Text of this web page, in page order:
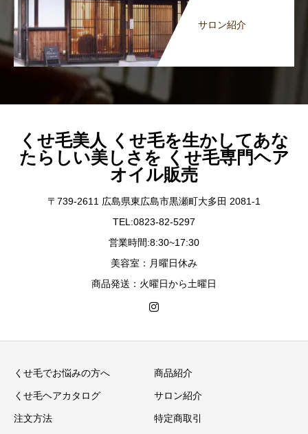
サロン紹介
くせ毛美人 くせ毛を生かしてあな
たらしい美しさを くせ毛専門ヘア
オイル販売
〒739-2611 広島県東広島市黒瀬町大多田 2081-1
TEL:0823-82-5297
営業時間:8:30~17:30
美容室：月曜日休み
商品発送：火曜日から土曜日
くせ毛でお悩みの方へ 商品紹介
くせ毛ヘアカタログ サロン紹介
注文方法 特定商取引